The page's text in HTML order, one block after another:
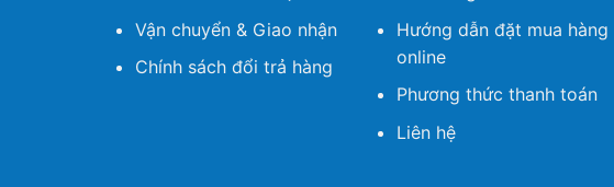
Vận chuyển & Giao nhận
Chính sách đổi trả hàng
Hướng dẫn đặt mua hàng
online
Phương thức thanh toán
Liên hệ